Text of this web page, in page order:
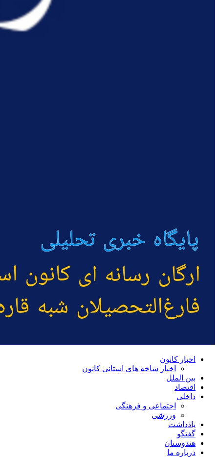
اخبار کانون
اخبار شاخه های استانی کانون
بین الملل
اقتصاد
داخلی
اجتماعی و فرهنگی
ورزشی
یادداشت
گفتگو
هندوستان
درباره ما